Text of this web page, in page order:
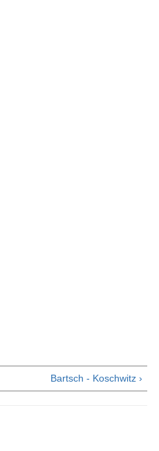
Bartsch - Koschwitz ›